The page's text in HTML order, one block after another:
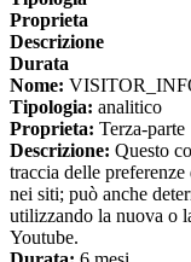
Proprieta
Descrizione
Durata
Nome:
Tipologia: analitico
Proprieta: Terza-parte
Descrizione: Questo
traccia delle
nei siti; può anche
utilizzando la nuova o
Youtube.